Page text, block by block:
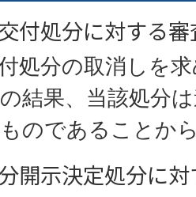
付処分に対する
処分の取消しを
結果、当該処分
のであることか
開示決定処分に